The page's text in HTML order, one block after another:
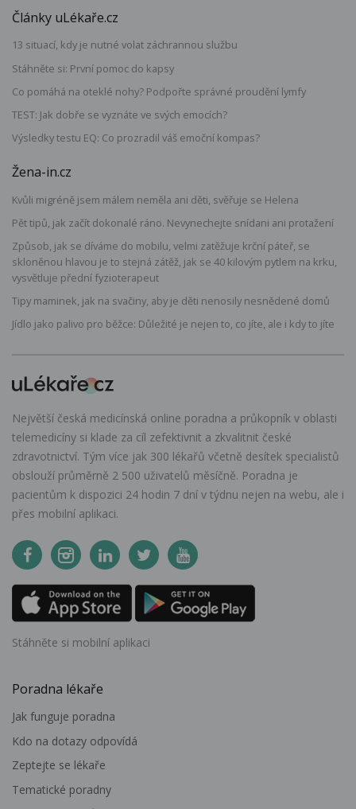
Články uLékaře.cz
13 situací, kdy je nutné volat záchrannou službu
Stáhněte si: První pomoc do kapsy
Co pomáhá na oteklé nohy? Podpořte správné proudění lymfy
TEST: Jak dobře se vyznáte ve svých emocích?
Výsledky testu EQ: Co prozradil váš emoční kompas?
Žena-in.cz
Kvůli migréně jsem málem neměla ani děti, svěřuje se Helena
Pět tipů, jak začít dokonalé ráno. Nevynechejte snídani ani protažení
Způsob, jak se díváme do mobilu, velmi zatěžuje krční páteř, se
skloněnou hlavou je to stejná zátěž, jak se 40 kilovým pytlem na krku,
vysvětluje přední fyzioterapeut
Tipy maminek, jak na svačiny, aby je děti nenosily nesnědené domů
Jídlo jako palivo pro běžce: Důležité je nejen to, co jíte, ale i kdy to jíte
Největší česká medicínská online poradna a průkopník v oblasti
telemedicíny si klade za cíl zefektivnit a zkvalitnit české
zdravotnictví. Tým více jak 300 lékařů včetně desítek specialistů
obslouží průměrně 2 500 uživatelů měsíčně. Poradna je
pacientům k dispozici 24 hodin 7 dní v týdnu nejen na webu, ale i
přes mobilní aplikaci.
Stáhněte si mobilní aplikaci
Poradna lékaře
Jak funguje poradna
Kdo na dotazy odpovídá
Zeptejte se lékaře
Tematické poradny